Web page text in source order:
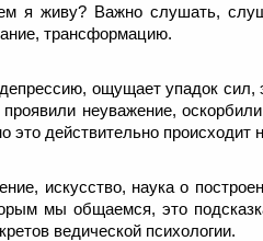
я живу? Важно слушать,
трансформацию.
ощущает упадок сил,
неуважение,
это действительно происходит
искусство, наука о
мы общаемся, это
ведической психологии.